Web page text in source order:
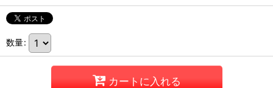
数量:
カートに入れる